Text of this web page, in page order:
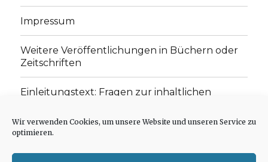
Wir verwenden Cookies, um unsere Website und unseren Service zu
optimieren.
Impressum
Weitere Veröffentlichungen in Büchern oder
Zeitschriften
Einleitungstext: Fragen zur inhaltlichen
„schwachen Glaubens“